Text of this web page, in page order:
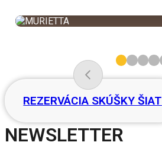
REZERVÁCIA SKÚŠKY ŠIAT
NEWSLETTER